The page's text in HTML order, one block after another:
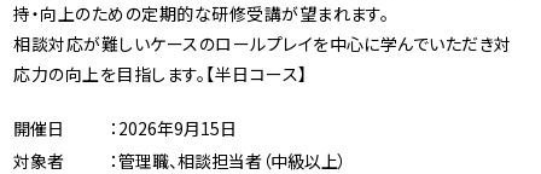
持・向上のための定期的な研修受講が望まれます。
相談対応が難しいケースのロールプレイを中心に学んでいただき対
応力の向上を目指します。【半日コース】
開催日
：2026年9月15日
対象者
：管理職、相談担当者（中級以上）